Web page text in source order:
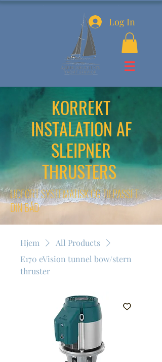
Log In
KORREKT
INSTALATION AF
SLEIPNER
THRUSTERS
UDFØRT SYSTEMATISK OG TILPASSET
DIN BÅD
Hjem
All Products
E170 eVision tunnel bow/stern
thruster